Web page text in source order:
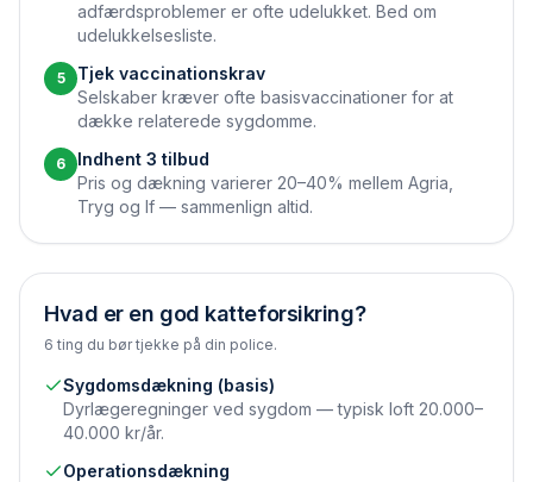
adfærdsproblemer er ofte udelukket. Bed om
udelukkelsesliste.
5
Tjek vaccinations­krav
Selskaber kræver ofte basis­vaccinationer for at
dække relaterede sygdomme.
6
Indhent 3 tilbud
Pris og dækning varierer 20–40% mellem Agria,
Tryg og If — sammenlign altid.
Hvad er en god katteforsikring?
6 ting du bør tjekke på din police.
Sygdomsdækning (basis)
Dyrlæge­regninger ved sygdom — typisk loft 20.000–
40.000 kr/år.
Operations­dækning